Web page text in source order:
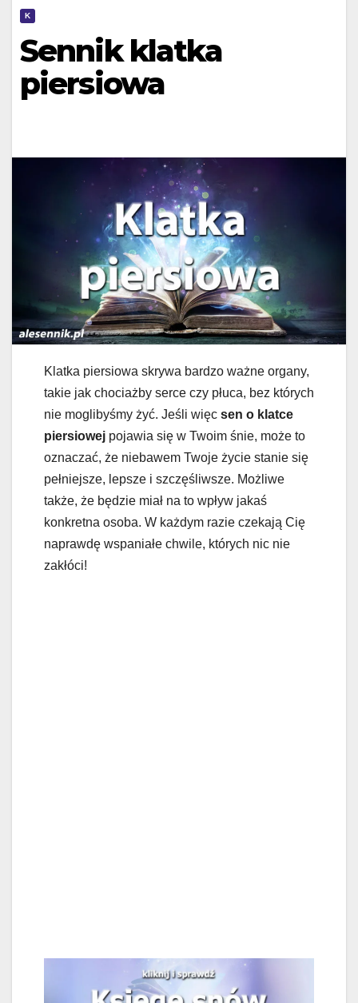
K
Sennik klatka
piersiowa
Klatka piersiowa skrywa bardzo ważne organy,
takie jak chociażby serce czy płuca, bez których
nie moglibyśmy żyć. Jeśli więc sen o klatce
piersiowej pojawia się w Twoim śnie, może to
oznaczać, że niebawem Twoje życie stanie się
pełniejsze, lepsze i szczęśliwsze. Możliwe
także, że będzie miał na to wpływ jakaś
konkretna osoba. W każdym razie czekają Cię
naprawdę wspaniałe chwile, których nic nie
zakłóci!